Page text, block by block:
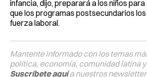
infancia, dijo, preparará a los niños
que los programas postsecundarios
fuerza laboral.
Mantente informado con los temas
política, economía, comunidad latina y
Suscríbete aquía nuestros